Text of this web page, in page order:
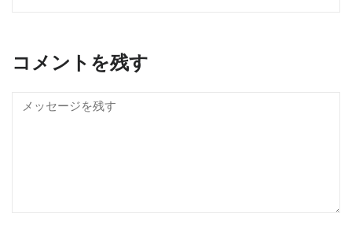
コメントを残す